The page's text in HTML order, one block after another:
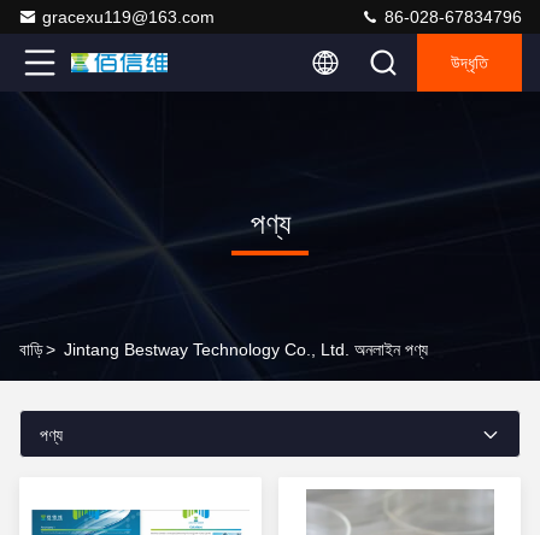
gracexu119@163.com 86-028-67834796
উদ্ধৃতি
পণ্য
বাড়ি> Jintang Bestway Technology Co., Ltd. অনলাইন পণ্য
পণ্য